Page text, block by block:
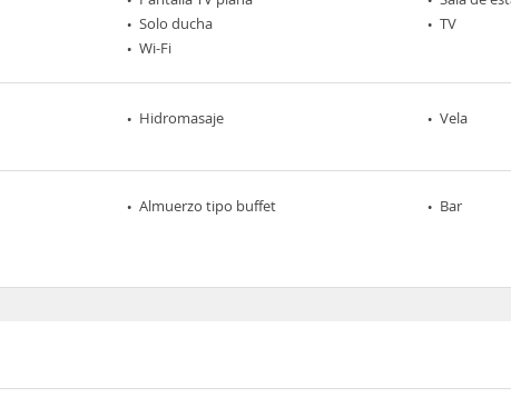
Solo ducha
TV
Wi-Fi
Hidromasaje Vela
Almuerzo tipo buffet
Bar